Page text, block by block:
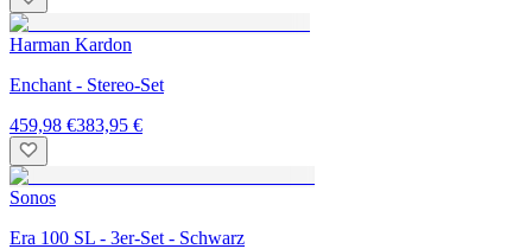
Harman Kardon
Enchant - Stereo-Set
459,98 €383,95 €
Sonos
Era 100 SL - 3er-Set - Schwarz